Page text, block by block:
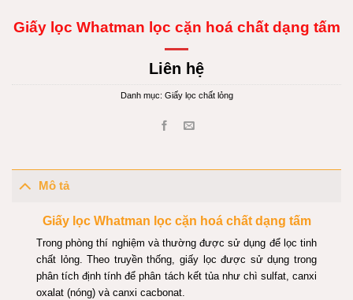
Giấy lọc Whatman lọc cặn hoá chất dạng tấm
Liên hệ
Danh mục: Giấy lọc chất lỏng
Mô tả
Giấy lọc Whatman lọc cặn hoá chất dạng tấm
Trong phòng thí nghiệm và thường được sử dụng để lọc tinh
chất lỏng. Theo truyền thống, giấy lọc được sử dụng trong
phân tích định tính để phân tách kết tủa như chì sulfat, canxi
oxalat (nóng) và canxi cacbonat.